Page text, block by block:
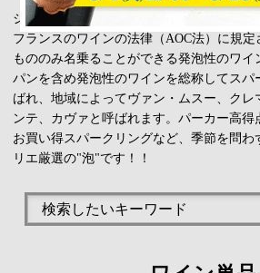
シャンパンは、フランス・シャンパーニュ
フランスのワインの法律（AOC法）に規
もののみ名乗ることができる発泡性のワイ
パンを含め発泡性のワインを総称してスパ
ばれ、地域によってヴァン・ムスー、クレ
ンテ、カヴァと呼ばれます。パーカー高
お買い得スパークリングなど、季節を問わ
リエ厳選の"泡"です！！